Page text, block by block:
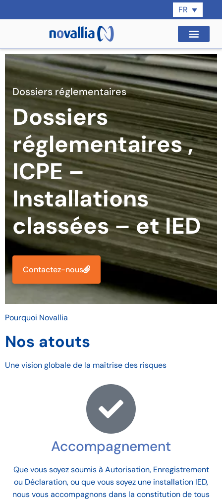
FR
Dossiers réglementaires
Dossiers
réglementaires ,
ICPE –
Installations
classées – et IED
Contactez-nous
Pourquoi Novallia
Nos atouts
Une vision globale de la maîtrise des risques
Accompagnement
Que vous soyez soumis à Autorisation, Enregistrement
ou Déclaration, ou que vous soyez une installation IED,
nous vous accompagnons dans la constitution de tous